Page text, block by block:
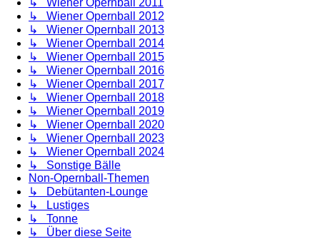
↳ Wiener Opernball 2012
↳ Wiener Opernball 2013
↳ Wiener Opernball 2014
↳ Wiener Opernball 2015
↳ Wiener Opernball 2016
↳ Wiener Opernball 2017
↳ Wiener Opernball 2018
↳ Wiener Opernball 2019
↳ Wiener Opernball 2020
↳ Wiener Opernball 2023
↳ Wiener Opernball 2024
↳ Sonstige Bälle
Non-Opernball-Themen
↳ Debütanten-Lounge
↳ Lustiges
↳ Tonne
↳ Über diese Seite